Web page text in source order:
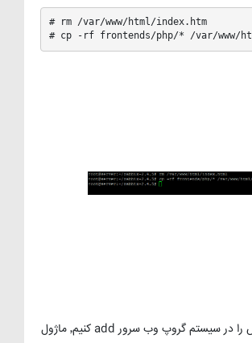
# rm /var/www/html/index.htm
# cp -rf frontends/php/* /var/www/
باید یوزر زابیکس را در سیستم گروپ وب سرور add کنیم٬ ماژول